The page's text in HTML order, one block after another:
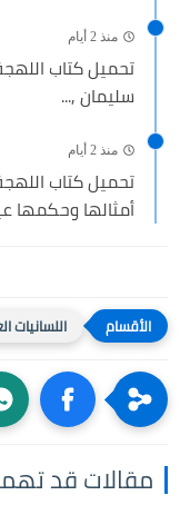
منذ 2 أيام
تحميل كتاب
سليمان ,...
منذ 2 أيام
تحميل كتاب
أمثالها وحكمها
اللسانيات
مقالات قد